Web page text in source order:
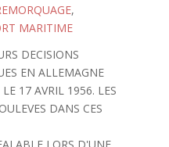
,
MARITIME
DECISIONS
EN ALLEMAGNE
17 AVRIL 1956. LES
DANS CES